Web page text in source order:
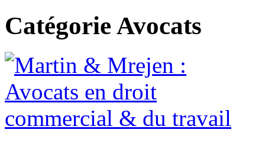
Catégorie Avocats